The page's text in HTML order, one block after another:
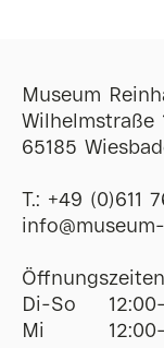
Museum
Wilhelmstraße 1
65185
T.: +49 (0)611
ofni@
Öffnungszeiten
Di-So
Mi